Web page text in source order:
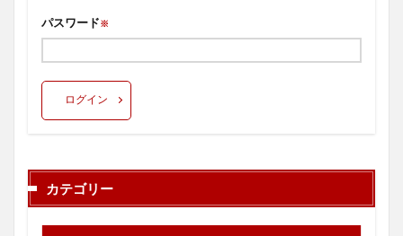
パスワード※
ログイン
カテゴリー